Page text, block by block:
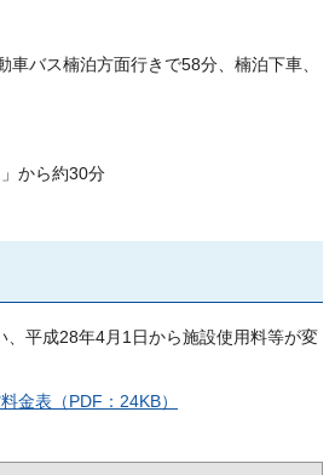
車バス楠泊方面行きで58分、楠泊下車、
から約30分
、平成28年4月1日から施設使用料等が変
金表（PDF：24KB）